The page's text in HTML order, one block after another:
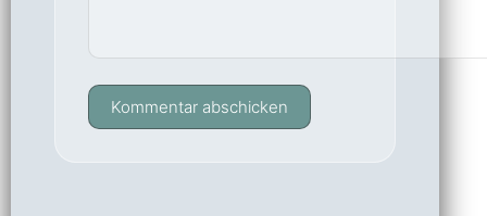
Kommentar abschicken